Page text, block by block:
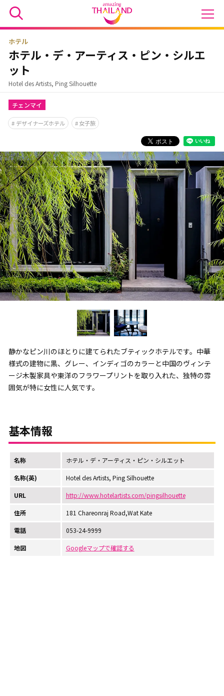
ホテル
ホテル・デ・アーティス・ピン・シルエ
ット
Hotel des Artists, Ping Silhouette
チェンマイ
デザイナーズホテル 女子旅
静かなピン川のほとりに建てられたブティックホテルです。中華
様式の建物に黒、グレー、インディゴのカラーと中国のヴィンテ
ージ木製家具や東洋のフラワープリントを取り入れた、独特の雰
囲気が特に女性に人気です。
基本情報
名称 ホテル・デ・アーティス・ピン・シルエット
名称(英) Hotel des Artists, Ping Silhouette
URL http://www.hotelartists.com/pingsilhouette
住所 181 Chareonraj Road,Wat Kate
電話 053-24-9999
地図 Googleマップで確認する